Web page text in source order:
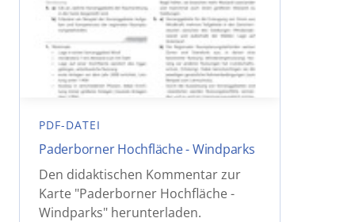
PDF-DATEI
Paderborner Hochfläche - Windparks
Den didaktischen Kommentar zur
Karte "Paderborner Hochfläche -
Windparks" herunterladen.